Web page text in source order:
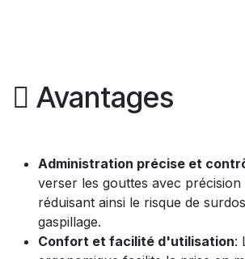
Avantages
Administration précise et
verser les gouttes avec
réduisant ainsi le risque de
gaspillage.
Confort et facilité d'utilisation: